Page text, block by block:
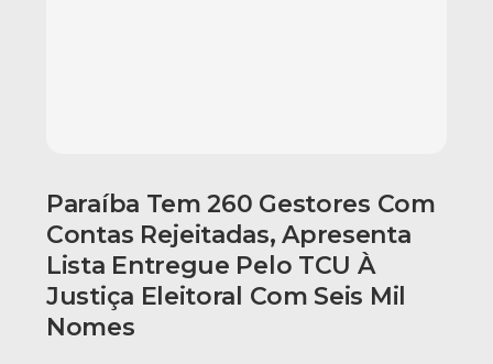
Paraíba Tem 260 Gestores Com
Contas Rejeitadas, Apresenta
Lista Entregue Pelo TCU À
Justiça Eleitoral Com Seis Mil
Nomes